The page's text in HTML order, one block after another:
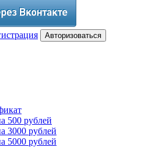
Авторизоваться
500 рублей
3000 рублей
5000 рублей